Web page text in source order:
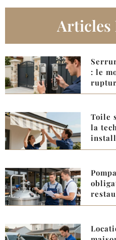
Articles
: le
Toile
la